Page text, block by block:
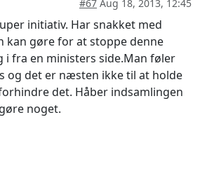
#67 Aug 18, 2013, 12:45
initiativ. Har snakket med
kan gøre for at stoppe denne
i fra en ministers side.Man føler
og det er næsten ikke til at holde
det. Håber indsamlingen
noget.